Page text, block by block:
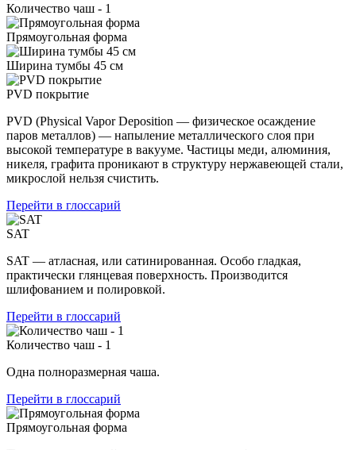
Количество чаш - 1
Прямоугольная форма
Ширина тумбы 45 см
PVD покрытие
PVD (Physical Vapor Deposition — физическое осаждение
паров металлов) — напыление металлического слоя при
высокой температуре в вакууме. Частицы меди, алюминия,
никеля, графита проникают в структуру нержавеющей стали,
микрослой нельзя счистить.
Перейти в глоссарий
SAT
SAT — атласная, или сатинированная. Особо гладкая,
практически глянцевая поверхность. Производится
шлифованием и полировкой.
Перейти в глоссарий
Количество чаш - 1
Одна полноразмерная чаша.
Перейти в глоссарий
Прямоугольная форма